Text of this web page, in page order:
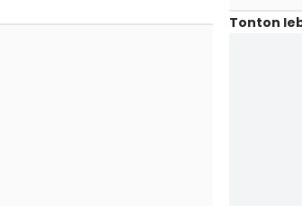
Tonton